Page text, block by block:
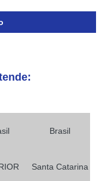
Brasil
Santa Catarina